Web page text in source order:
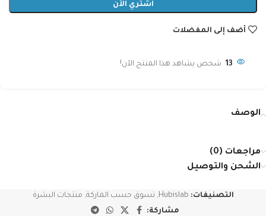
اشتري الآن
أضف إلى المفضلات
13 شخص يشاهد هذا المنتج الآن!
الوصف
مراجعات (0)
الشحن والتوصيل
التصنيفات: Hubislab
, تسوق حسب الماركة, منتجات البشرة
مشاركة: